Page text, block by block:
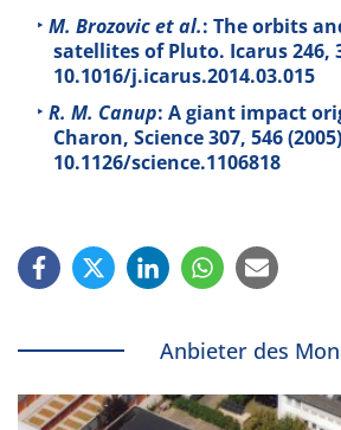
M. Brozovic et al.: The orbits
satellites of Pluto. Icarus246,
10.1016/j.icarus.2014.03.015
R. M. Canup: A giant impact
Charon, Science307, 546
10.1126/science.1106818
Anbieter des